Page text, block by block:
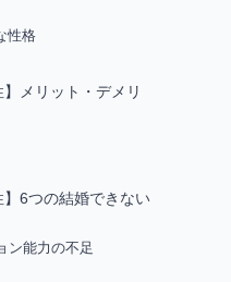
性格
】メリット・デメリ
】6つの結婚できない
ン能力の不足